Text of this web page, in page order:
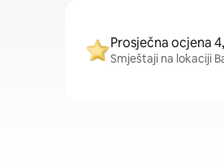
Prosječna ocjena
Smještaji na lokaciji